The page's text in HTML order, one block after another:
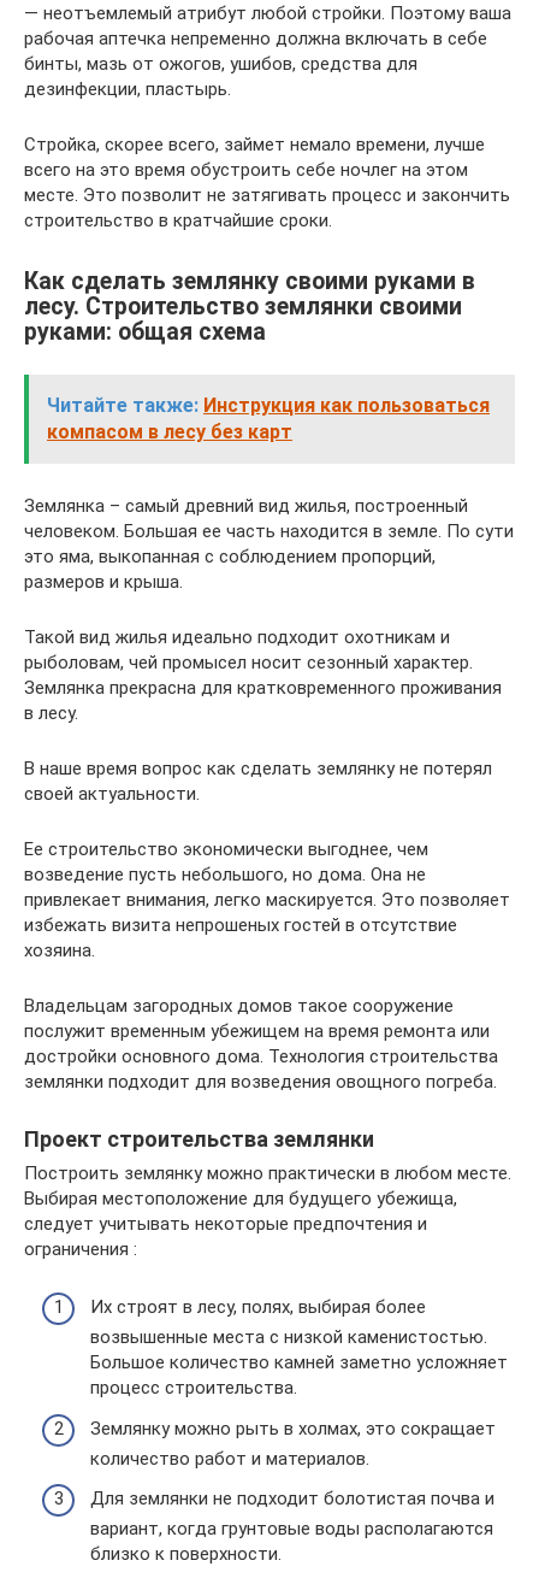
— неотъемлемый атрибут любой стройки. Поэтому ваша
рабочая аптечка непременно должна включать в себе
бинты, мазь от ожогов, ушибов, средства для
дезинфекции, пластырь.
Стройка, скорее всего, займет немало времени, лучше
всего на это время обустроить себе ночлег на этом
месте. Это позволит не затягивать процесс и закончить
строительство в кратчайшие сроки.
Как сделать землянку своими руками в
лесу. Строительство землянки своими
руками: общая схема
Читайте также: Инструкция как пользоваться
компасом в лесу без карт
Землянка – самый древний вид жилья, построенный
человеком. Большая ее часть находится в земле. По сути
это яма, выкопанная с соблюдением пропорций,
размеров и крыша.
Такой вид жилья идеально подходит охотникам и
рыболовам, чей промысел носит сезонный характер.
Землянка прекрасна для кратковременного проживания
в лесу.
В наше время вопрос как сделать землянку не потерял
своей актуальности.
Ее строительство экономически выгоднее, чем
возведение пусть небольшого, но дома. Она не
привлекает внимания, легко маскируется. Это позволяет
избежать визита непрошеных гостей в отсутствие
хозяина.
Владельцам загородных домов такое сооружение
послужит временным убежищем на время ремонта или
достройки основного дома. Технология строительства
землянки подходит для возведения овощного погреба.
Проект строительства землянки
Построить землянку можно практически в любом месте.
Выбирая местоположение для будущего убежища,
следует учитывать некоторые предпочтения и
ограничения :
Их строят в лесу, полях, выбирая более
возвышенные места с низкой каменистостью.
Большое количество камней заметно усложняет
процесс строительства.
Землянку можно рыть в холмах, это сокращает
количество работ и материалов.
Для землянки не подходит болотистая почва и
вариант, когда грунтовые воды располагаются
близко к поверхности.